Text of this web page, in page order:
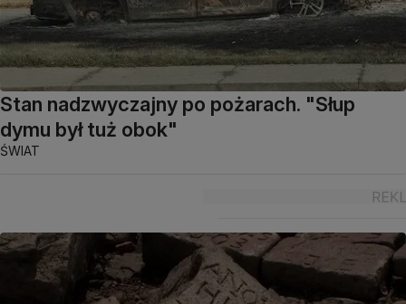
Stan nadzwyczajny po pożarach. "Słup
dymu był tuż obok"
ŚWIAT